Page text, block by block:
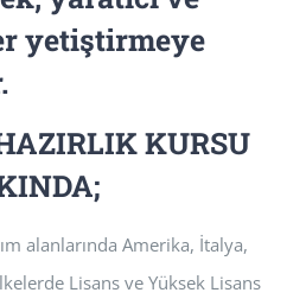
yetiştirmeye
KURSU
alanlarında Amerika, İtalya,
Lisans ve Yüksek Lisans